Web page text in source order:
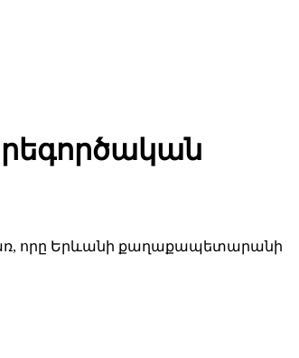
որը Երևանի քաղաքապետարանի